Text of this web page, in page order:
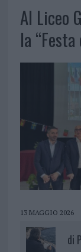
Al Liceo
la “Festa
13 MAGGIO 2026
di